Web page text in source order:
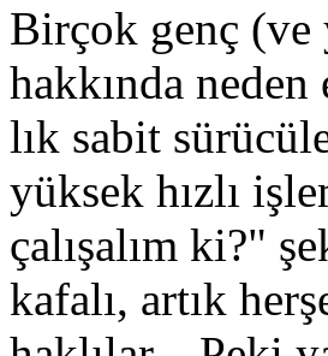
Birçok genç (ve
hakkında
lık sabit
yüksek hızlı
çalışalım ki?"
kafalı, artık